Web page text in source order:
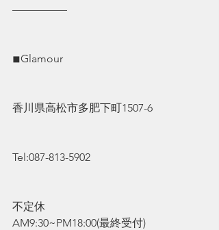
—————
◾︎Glamour
香川県高松市多肥下町1507-6
Tel:087-813-5902
不定休
AM9:30~PM18:00(最終受付)